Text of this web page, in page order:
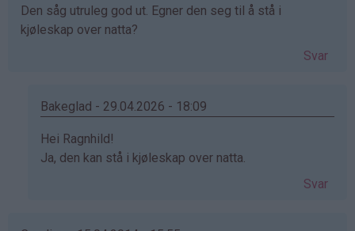
Den såg utruleg god ut. Egner den seg til å stå i
kjøleskap over natta?
Svar
Bakeglad - 29.04.2026 - 18:09
Som
svar
Hei Ragnhild!
Ja, den kan stå i kjøleskap over natta.
Svar